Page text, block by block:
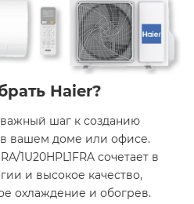
Haier?
шаг к созданию
вашем доме или офисе.
1U20HPL1FRA сочетает в
и высокое качество,
охлаждение и обогрев.